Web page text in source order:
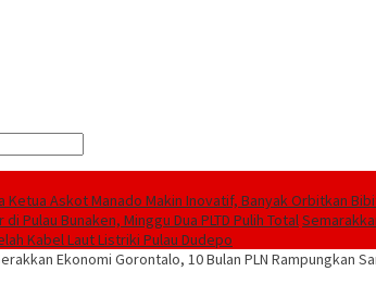
Ketua Askot Manado Makin Inovatif, Banyak Orbitkan
Pulau Bunaken, Minggu Dua PLTD Pulih Total
Kabel Laut Listriki Pulau Dudepo
Ekonomi Gorontalo, 10 Bulan PLN Rampungkan